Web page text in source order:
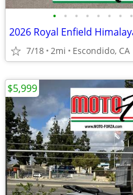
• • • • • • • •
7/18 2mi Escondido, CA
$5,999